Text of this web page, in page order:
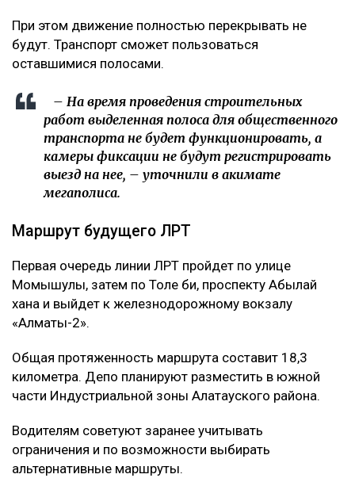
При этом движение полностью перекрывать не
будут. Транспорт сможет пользоваться
оставшимися полосами.
– На время проведения строительных
работ выделенная полоса для общественного
транспорта не будет функционировать, а
камеры фиксации не будут регистрировать
выезд на нее, – уточнили в акимате
мегаполиса.
Маршрут будущего ЛРТ
Первая очередь линии ЛРТ пройдет по улице
Момышулы, затем по Толе би, проспекту Абылай
хана и выйдет к железнодорожному вокзалу
«Алматы-2».
Общая протяженность маршрута составит 18,3
километра. Депо планируют разместить в южной
части Индустриальной зоны Алатауского района.
Водителям советуют заранее учитывать
ограничения и по возможности выбирать
альтернативные маршруты.